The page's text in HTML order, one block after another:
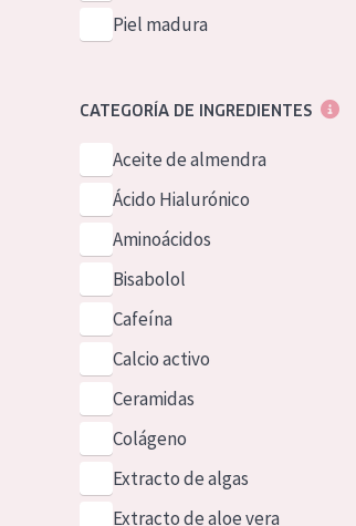
Piel madura
CATEGORÍA DE INGREDIENTES
Aceite de almendra
Ácido Hialurónico
Aminoácidos
Bisabolol
Cafeína
Calcio activo
Ceramidas
Colágeno
Extracto de algas
Extracto de aloe vera